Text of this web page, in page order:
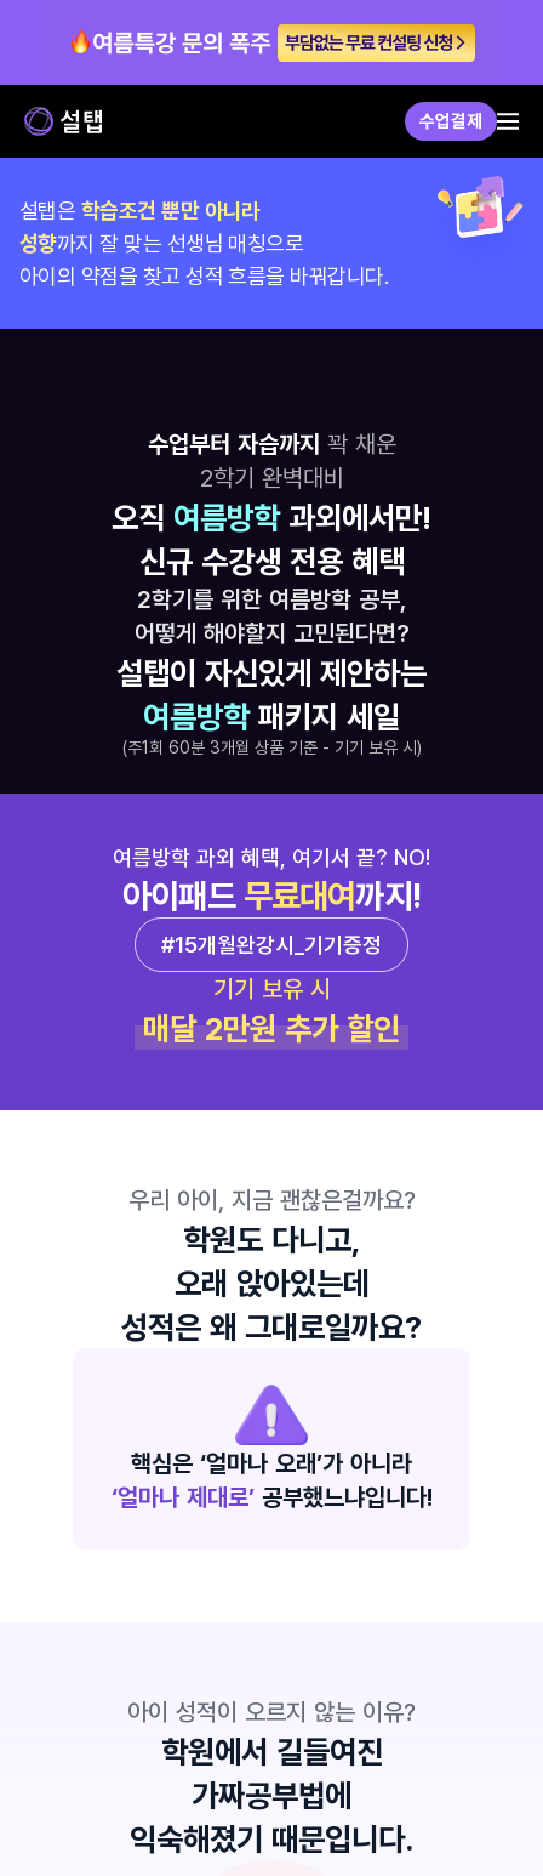
수업결제
설탭은 학습조건 뿐만 아니라
성향까지 잘 맞는 선생님 매칭으로
아이의 약점을 찾고 성적 흐름을 바꿔갑니다.
수업부터 자습까지 꽉 채운
2학기 완벽대비
오직 여름방학 과외에서만!
신규 수강생 전용 혜택
2학기를 위한 여름방학 공부,
어떻게 해야할지 고민된다면?
설탭이 자신있게 제안하는
여름방학 패키지 세일
(주1회 60분 3개월 상품 기준 - 기기 보유 시)
여름방학 과외 혜택, 여기서 끝? NO!
아이패드 무료대여까지!
#15개월완강시_기기증정
기기 보유 시
매달 2만원 추가 할인
우리 아이, 지금 괜찮은걸까요?
학원도 다니고,
오래 앉아있는데
성적은 왜 그대로일까요?
핵심은 ‘얼마나 오래’가 아니라
‘얼마나 제대로’ 공부했느냐입니다!
아이 성적이 오르지 않는 이유?
학원에서 길들여진
가짜공부법에
익숙해졌기 때문입니다.